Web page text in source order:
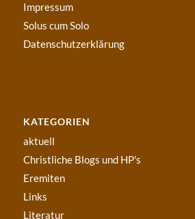
Impressum
Solus cum Solo
Datenschutzerklärung
KATEGORIEN
aktuell
Christliche Blogs und HP's
Eremiten
Links
Literatur